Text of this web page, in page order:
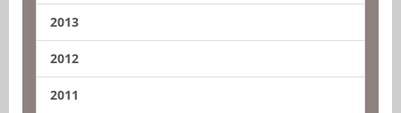
2013
2012
2011